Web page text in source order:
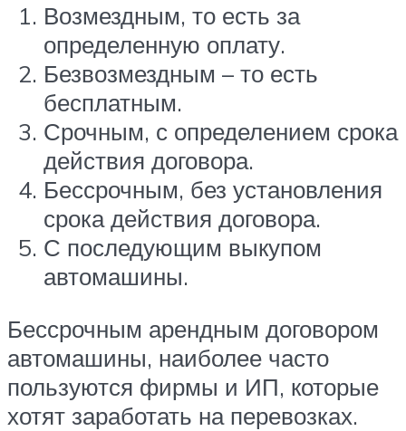
Возмездным, то есть за
определенную оплату.
Безвозмездным – то есть
бесплатным.
Срочным, с определением срока
действия договора.
Бессрочным, без установления
срока действия договора.
С последующим выкупом
автомашины.
Бессрочным арендным договором
автомашины, наиболее часто
пользуются фирмы и ИП, которые
хотят заработать на перевозках.